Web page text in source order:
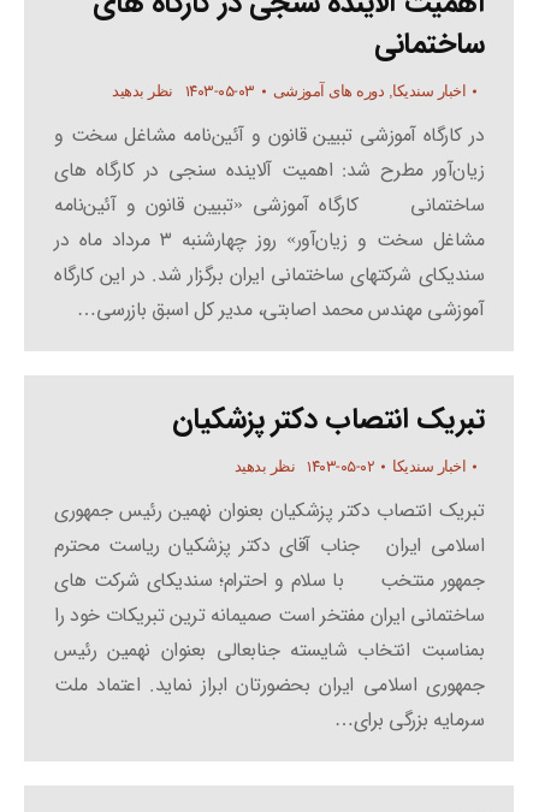
ساختمانی
اخبار سندیکا, دوره های آموزشی ۱۴۰۳-۰۵-۰۳ نظر بدهید
در کارگاه آموزشی تبیین قانون و آئین‌نامه مشاغل سخت ‌و
‌زیان‌آور مطرح شد: اهمیت آلاینده سنجی در کارگاه های
ساختمانی کارگاه آموزشی «تبیین قانون و آئین‌نامه
مشاغل سخت ‌و ‌زیان‌آور» روز چهارشنبه ۳ مرداد ماه در
سندیکای شرکتهای ساختمانی ایران برگزار شد. در این کارگاه
آموزشی مهندس محمد اصابتی، مدیر کل اسبق بازرسی…
تبریک انتصاب دکتر پزشکیان
اخبار سندیکا ۱۴۰۳-۰۵-۰۲ نظر بدهید
تبریک انتصاب دکتر پزشکیان بعنوان نهمین رئیس جمهوری
اسلامی ایران جناب آقای دکتر پزشکیان ریاست محترم
جمهور منتخب با سلام و احترام؛ سندیکای شرکت های
ساختمانی ایران مفتخر است صمیمانه ترین تبریکات خود را
بمناسبت انتخاب شایسته جنابعالی بعنوان نهمین رئیس
جمهوری اسلامی ایران بحضورتان ابراز نماید. اعتماد ملت
سرمایه بزرگی برای…